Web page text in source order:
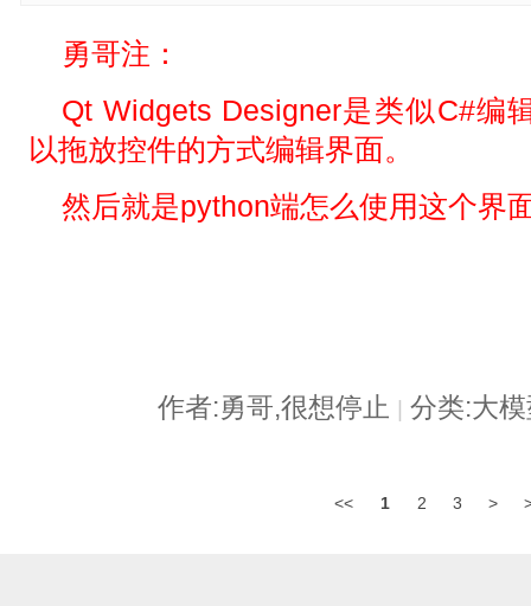
勇哥注：
Qt Widgets Designer是类似C#编
以拖放控件的方式编辑界面。
然后就是python端怎么使用这个界
作者:勇哥,很想停止 分类:大
<< 1 2 3 >